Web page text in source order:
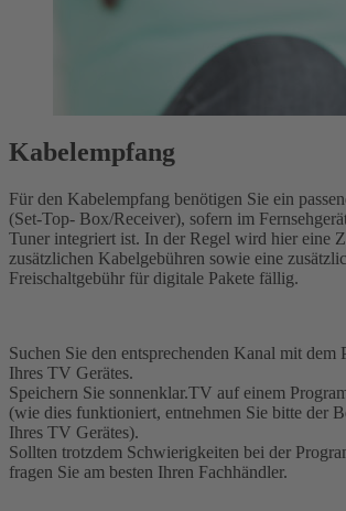
Kabelempfang
Für den Kabelempfang benötigen Sie ein
(Set-Top- Box/Receiver), sofern im
Tuner integriert ist. In der Regel wird hier eine
zusätzlichen Kabelgebühren sowie eine
Freischaltgebühr für digitale Pakete fällig.
Suchen Sie den entsprechenden Kanal mit dem
Ihres TV Gerätes.
Speichern Sie sonnenklar.TV auf einem
(wie dies funktioniert, entnehmen Sie bitte der
Ihres TV Gerätes).
Sollten trotzdem Schwierigkeiten bei der
fragen Sie am besten Ihren Fachhändler.